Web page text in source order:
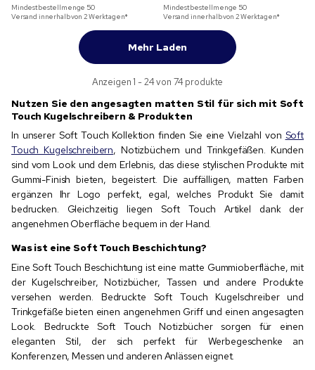
Roségold
Mindestbestellmenge 50
Versand innerhalb von 2 Werktagen*
Mindestbestellmenge 50
Versand innerhalb von 2 Werktagen*
Mehr Laden
Anzeigen 1 - 24 von 74 produkte
Nutzen Sie den angesagten matten Stil für sich mit Soft
Touch Kugelschreibern & Produkten
In unserer Soft Touch Kollektion finden Sie eine Vielzahl von Soft
Touch Kugelschreibern, Notizbüchern und Trinkgefäßen. Kunden
sind vom Look und dem Erlebnis, das diese stylischen Produkte mit
Gummi-Finish bieten, begeistert. Die auffälligen, matten Farben
ergänzen Ihr Logo perfekt, egal, welches Produkt Sie damit
bedrucken. Gleichzeitig liegen Soft Touch Artikel dank der
angenehmen Oberfläche bequem in der Hand.
Was ist eine Soft Touch Beschichtung?
Eine Soft Touch Beschichtung ist eine matte Gummioberfläche, mit
der Kugelschreiber, Notizbücher, Tassen und andere Produkte
versehen werden. Bedruckte Soft Touch Kugelschreiber und
Trinkgefäße bieten einen angenehmen Griff und einen angesagten
Look. Bedruckte Soft Touch Notizbücher sorgen für einen
eleganten Stil, der sich perfekt für Werbegeschenke an
Konferenzen, Messen und anderen Anlässen eignet.